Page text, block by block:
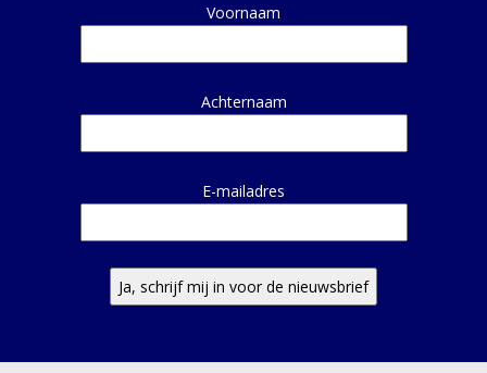
Voornaam
Achternaam
E-mailadres
Alternative: